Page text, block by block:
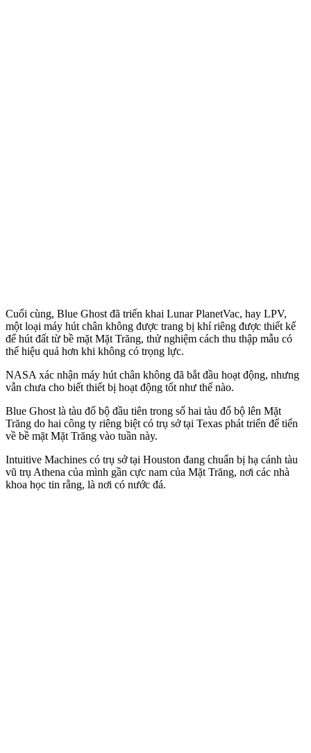
Cuối cùng, Blue Ghost đã triển khai Lunar PlanetVac, hay LPV,
một loại máy hút chân không được trang bị khí riêng được thiết kế
để hút đất từ bề mặt Mặt Trăng, thử nghiệm cách thu thập mẫu có
thể hiệu quả hơn khi không có trọng lực.
NASA xác nhận máy hút chân không đã bắt đầu hoạt động, nhưng
vẫn chưa cho biết thiết bị hoạt động tốt như thế nào.
Blue Ghost là tàu đổ bộ đầu tiên trong số hai tàu đổ bộ lên Mặt
Trăng do hai công ty riêng biệt có trụ sở tại Texas phát triển để tiến
về bề mặt Mặt Trăng vào tuần này.
Intuitive Machines có trụ sở tại Houston đang chuẩn bị hạ cánh tàu
vũ trụ Athena của mình gần cực nam của Mặt Trăng, nơi các nhà
khoa học tin rằng, là nơi có nước đá.